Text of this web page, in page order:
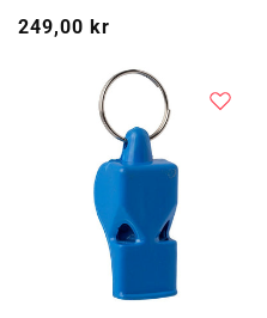
Vanlig
249,00 kr